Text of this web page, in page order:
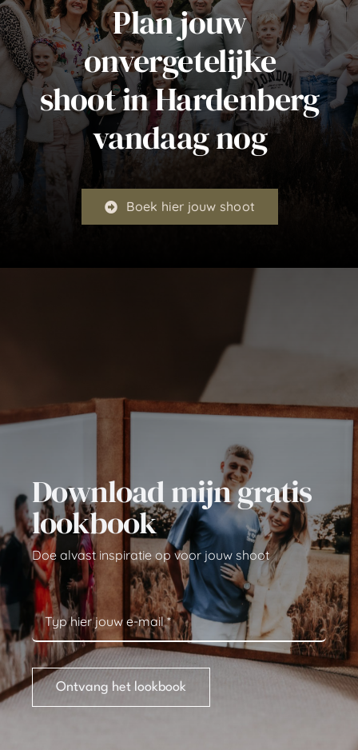
Plan jouw
onvergetelijke
shoot in Hardenberg
vandaag nog
Boek hier jouw shoot
Download mijn gratis
lookbook
Doe alvast inspiratie op voor jouw shoot
Ontvang het lookbook